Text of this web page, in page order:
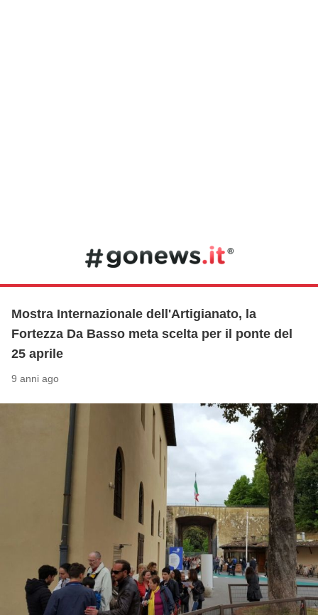
Mostra Internazionale dell'Artigianato, la
Fortezza Da Basso meta scelta per il ponte del
25 aprile
9 anni ago